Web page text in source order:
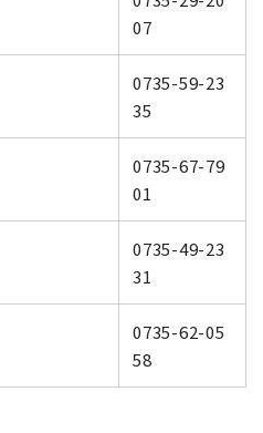
07
0735-59-23
35
0735-67-79
01
0735-49-23
31
0735-62-05
58